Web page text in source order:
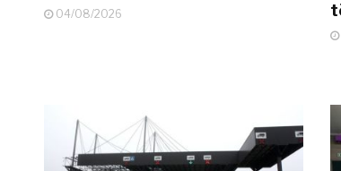
04/08/2026